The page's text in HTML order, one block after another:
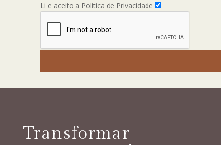
Li e aceito a Política de Privacidade
Transformar